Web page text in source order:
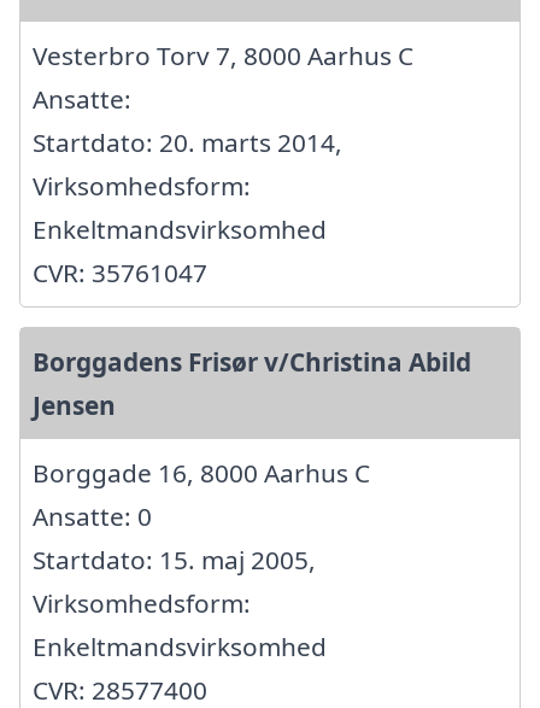
Vesterbro Torv 7, 8000 Aarhus C
Ansatte:
Startdato: 20. marts 2014,
Virksomhedsform:
Enkeltmandsvirksomhed
CVR: 35761047
Borggadens Frisør v/Christina Abild
Jensen
Borggade 16, 8000 Aarhus C
Ansatte: 0
Startdato: 15. maj 2005,
Virksomhedsform:
Enkeltmandsvirksomhed
CVR: 28577400